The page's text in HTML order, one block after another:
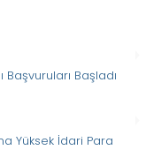
Başvuruları Başladı
Yüksek İdari Para